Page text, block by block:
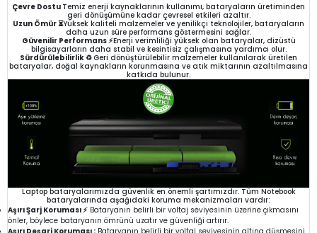
Çevre Dostu Temiz enerji kaynaklarının kullanımı, bataryaların üretiminden
geri dönüşümüne kadar çevresel etkileri azaltır.
Uzun Ömür ⏳Yüksek kaliteli malzemeler ve yenilikçi teknolojiler, bataryaların
daha uzun süre performans göstermesini sağlar.
Güvenilir Performans ⚡Enerji verimliliği yüksek olan bataryalar, dizüstü
bilgisayarların daha stabil ve kesintisiz çalışmasına yardımcı olur.
Sürdürülebilirlik ♻️Geri dönüştürülebilir malzemeler kullanılarak üretilen
bataryalar, doğal kaynakların korunmasına ve atık miktarının azaltılmasına
katkıda bulunur.
Laptop bataryalarımızda güvenlik en önemli şartımızdır. Tüm Notebook
bataryalarında aşağıdaki koruma mekanizmaları vardır:
Aşırı Şarj Koruması ⚡ Bataryanın belirli bir voltaj seviyesinin üzerine çıkmasını
önler, böylece bataryanın ömrünü uzatır ve güvenliği artırır.